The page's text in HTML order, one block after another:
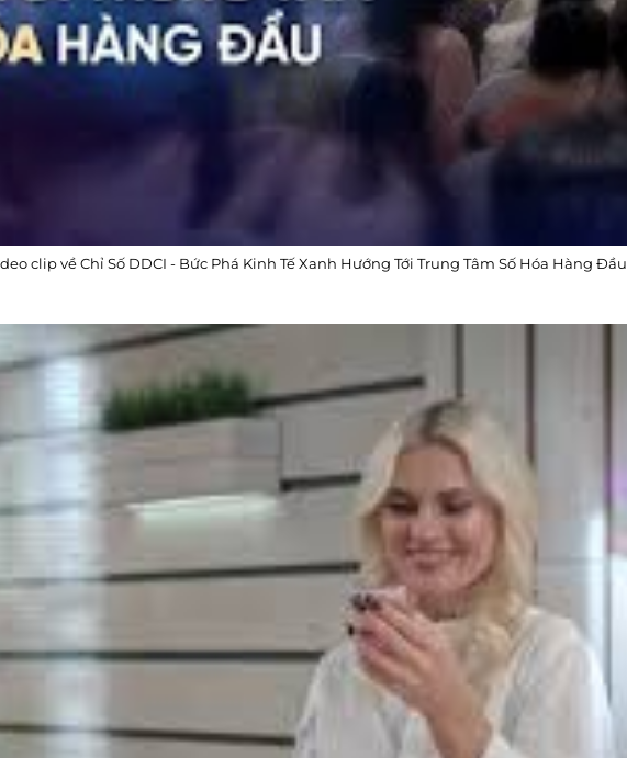
clip về Chỉ Số DDCI - Bức Phá Kinh Tế Xanh Hướng Tới Trung Tâm Số Hóa Hàng Đầu